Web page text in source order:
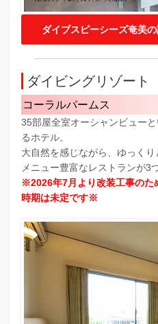
ダイブスピーシーズ奄美
ダイビングリゾート
コーラルパームス
35部屋全室オーシャンビュー
るホテル。
大自然を感じながら、ゆっく
メニュー豊富なレストランが3
※2026年7月より改装工事のた
時期は未定です※